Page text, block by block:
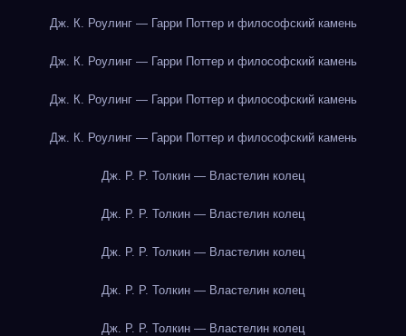
Дж. К. Роулинг — Гарри Поттер и философский камень
Дж. К. Роулинг — Гарри Поттер и философский камень
Дж. К. Роулинг — Гарри Поттер и философский камень
Дж. К. Роулинг — Гарри Поттер и философский камень
Дж. Р. Р. Толкин — Властелин колец
Дж. Р. Р. Толкин — Властелин колец
Дж. Р. Р. Толкин — Властелин колец
Дж. Р. Р. Толкин — Властелин колец
Дж. Р. Р. Толкин — Властелин колец